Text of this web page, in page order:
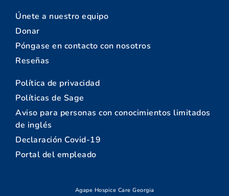
Únete a nuestro equipo
Donar
Póngase en contacto con nosotros
Reseñas
Política de privacidad
Políticas de Sage
Aviso para personas con conocimientos limitados
de inglés
Declaración Covid-19
Portal del empleado
Agape Hospice Care Georgia